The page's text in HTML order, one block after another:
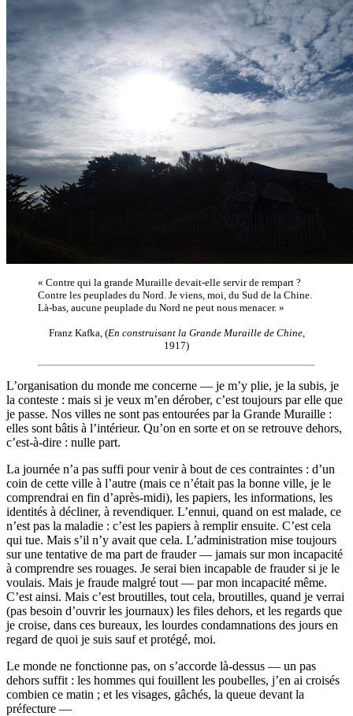
« Contre qui la grande Muraille devait-elle servir de rempart ?
Contre les peuplades du Nord. Je viens, moi, du Sud de la Chine.
Là-bas, aucune peuplade du Nord ne peut nous menacer. »
Franz Kafka, (En construisant la Grande Muraille de Chine,
1917)
L’organisation du monde me concerne — je m’y plie, je la subis, je
la conteste : mais si je veux m’en dérober, c’est toujours par elle que
je passe. Nos villes ne sont pas entourées par la Grande Muraille :
elles sont bâtis à l’intérieur. Qu’on en sorte et on se retrouve dehors,
c’est-à-dire : nulle part.
La journée n’a pas suffi pour venir à bout de ces contraintes : d’un
coin de cette ville à l’autre (mais ce n’était pas la bonne ville, je le
comprendrai en fin d’après-midi), les papiers, les informations, les
identités à décliner, à revendiquer. L’ennui, quand on est malade, ce
n’est pas la maladie : c’est les papiers à remplir ensuite. C’est cela
qui tue. Mais s’il n’y avait que cela. L’administration mise toujours
sur une tentative de ma part de frauder — jamais sur mon incapacité
à comprendre ses rouages. Je serai bien incapable de frauder si je le
voulais. Mais je fraude malgré tout — par mon incapacité même.
C’est ainsi. Mais c’est broutilles, tout cela, broutilles, quand je verrai
(pas besoin d’ouvrir les journaux) les files dehors, et les regards que
je croise, dans ces bureaux, les lourdes condamnations des jours en
regard de quoi je suis sauf et protégé, moi.
Le monde ne fonctionne pas, on s’accorde là-dessus — un pas
dehors suffit : les hommes qui fouillent les poubelles, j’en ai croisés
combien ce matin ; et les visages, gâchés, la queue devant la
préfecture —